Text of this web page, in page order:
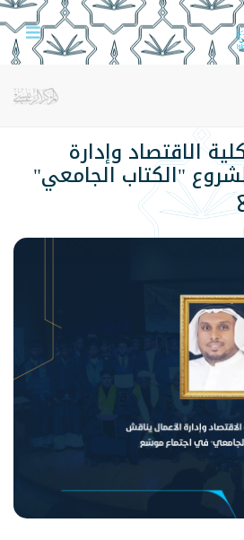
الاقتصاد وإدارة
"الكتاب الجامعي"